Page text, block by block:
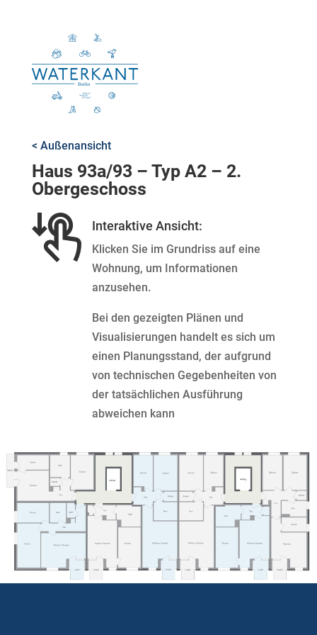
< Außenansicht
Haus 93a/93 – Typ A2 – 2.
Obergeschoss
Interaktive Ansicht:
Klicken Sie im Grundriss auf eine
Wohnung, um Informationen
anzusehen.
Bei den gezeigten Plänen und
Visualisierungen handelt es sich um
einen Planungsstand, der aufgrund
von technischen Gegebenheiten von
der tatsächlichen Ausführung
abweichen kann